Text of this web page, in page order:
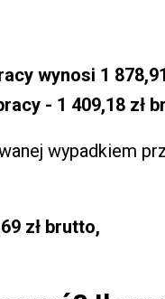
wynosi 1
- 1 409,18 zł
wypadkiem
zł brutto,